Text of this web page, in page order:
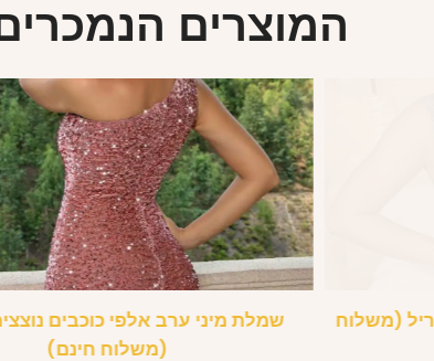
המוצרים
(משלוח
שמלת מיני ערב אלפי כוכבים
(משלוח חינם)